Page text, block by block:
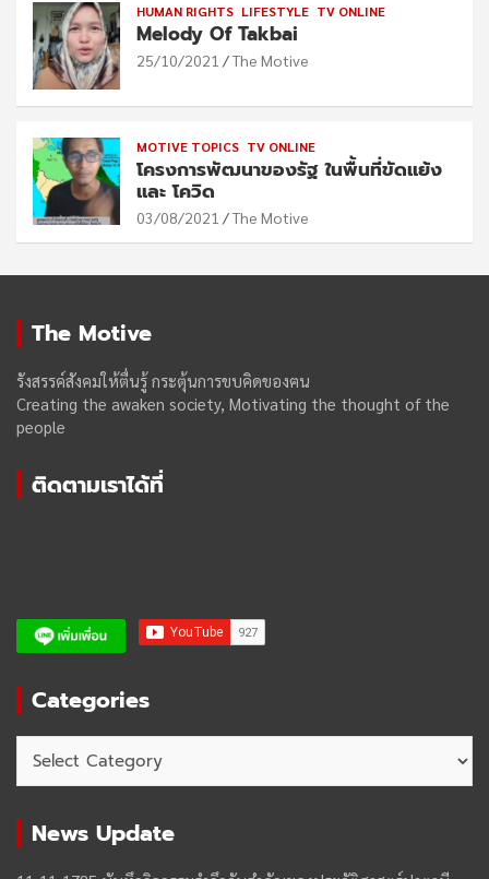
HUMAN RIGHTS LIFESTYLE TV ONLINE
Melody Of Takbai
25/10/2021 The Motive
MOTIVE TOPICS TV ONLINE
โครงการพัฒนาของรัฐ ในพื้นที่ขัดแย้ง
และ โควิด
03/08/2021 The Motive
The Motive
รังสรรค์สังคมให้ตื่นรู้ กระตุ้นการขบคิดของฅน
Creating the awaken society, Motivating the thought of the
people
ติดตามเราได้ที่
Categories
News Update